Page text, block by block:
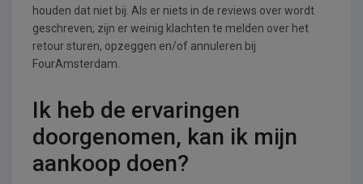
houden dat niet bij. Als er niets in de reviews over wordt
geschreven, zijn er weinig klachten te melden over het
retour sturen, opzeggen en/of annuleren bij
FourAmsterdam.
Ik heb de ervaringen
doorgenomen, kan ik mijn
aankoop doen?